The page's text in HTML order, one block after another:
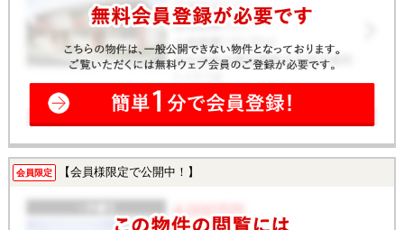
会員限定 【会員様限定で公開中！】